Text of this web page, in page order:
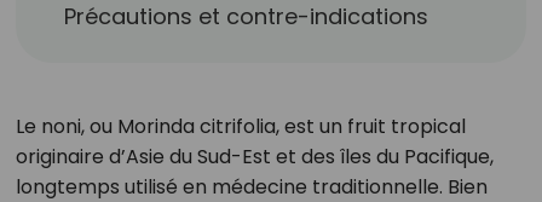
Précautions et contre-indications
Le noni, ou Morinda citrifolia, est un fruit tropical
originaire d’Asie du Sud-Est et des îles du Pacifique,
longtemps utilisé en médecine traditionnelle. Bien